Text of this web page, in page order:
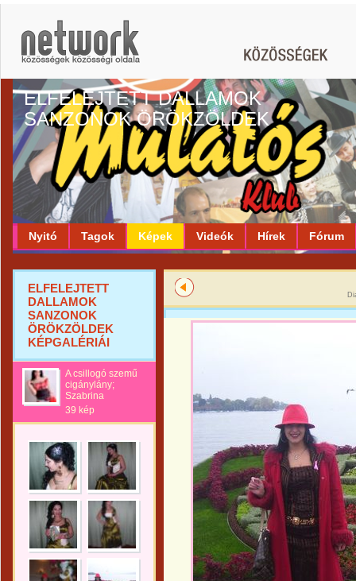
ELFELEJTETT DALLAMOK
SANZONOK ÖRÖKZÖLDEK
Nyitó Tagok Képek Videók Hírek Fórum
ELFELEJTETT
DALLAMOK
SANZONOK
ÖRÖKZÖLDEK
KÉPGALÉRIÁI
A csillogó szemű
cigánylány;
Szabrina
39 kép